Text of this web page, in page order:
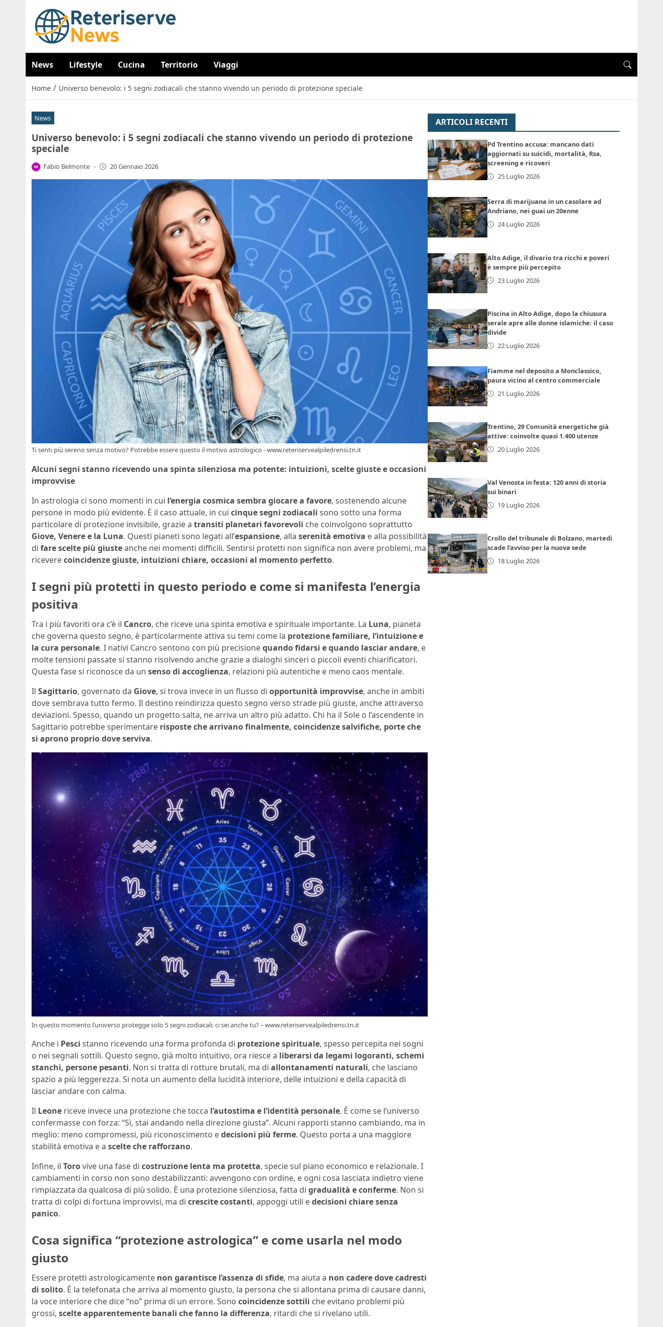
News Lifestyle Cucina Territorio Viaggi
Home / Universo benevolo: i 5 segni zodiacali che stanno vivendo un periodo di protezione speciale
News
Universo benevolo: i 5 segni zodiacali che stanno vivendo un periodo di protezione
speciale
Fabio Belmonte - 20 Gennaio 2026
Ti senti più sereno senza motivo? Potrebbe essere questo il motivo astrologico - www.reteriservealpiledrensi.tn.it
Alcuni segni stanno ricevendo una spinta silenziosa ma potente: intuizioni, scelte giuste e occasioni
improvvise
In astrologia ci sono momenti in cui l’energia cosmica sembra giocare a favore, sostenendo alcune
persone in modo più evidente. È il caso attuale, in cui cinque segni zodiacali sono sotto una forma
particolare di protezione invisibile, grazie a transiti planetari favorevoli che coinvolgono soprattutto
Giove, Venere e la Luna. Questi pianeti sono legati all’espansione, alla serenità emotiva e alla possibilità
di fare scelte più giusteanche nei momenti difficili. Sentirsi protetti non significa non avere problemi, ma
riceverecoincidenze giuste, intuizioni chiare, occasioni al momento perfetto.
I segni più protetti in questo periodo e come si manifesta l’energia
positiva
Tra i più favoriti ora c’è il Cancro, che riceve una spinta emotiva e spirituale importante. La Luna, pianeta
che governa questo segno, è particolarmente attiva su temi come la protezione familiare, l’intuizione e
la cura personale. I nativi Cancro sentono con più precisionequando fidarsi e quando lasciar andare, e
molte tensioni passate si stanno risolvendo anche grazie a dialoghi sinceri o piccoli eventi chiarificatori.
Questa fase si riconosce da un senso di accoglienza, relazioni più autentiche e meno caos mentale.
Il Sagittario, governato da Giove, si trova invece in un flusso di opportunità improvvise, anche in ambiti
dove sembrava tutto fermo. Il destino reindirizza questo segno verso strade più giuste, anche attraverso
deviazioni. Spesso, quando un progetto salta, ne arriva un altro più adatto. Chi ha il Sole o l’ascendente in
Sagittario potrebbe sperimentare risposte che arrivano finalmente, coincidenze salvifiche, porte che
si aprono proprio dove serviva.
In questo momento l’universo protegge solo 5 segni zodiacali: ci sei anche tu? – www.reteriservealpiledrensi.tn.it
Anche i Pesci stanno ricevendo una forma profonda di protezione spirituale, spesso percepita nei sogni
o nei segnali sottili. Questo segno, già molto intuitivo, ora riesce a liberarsi da legami logoranti, schemi
stanchi, persone pesanti. Non si tratta di rotture brutali, ma di allontanamenti naturali, che lasciano
spazio a più leggerezza. Si nota un aumento della lucidità interiore, delle intuizioni e della capacità di
lasciar andare con calma.
Il Leone riceve invece una protezione che tocca l’autostima e l’identità personale. È come se l’universo
confermasse con forza: “Sì, stai andando nella direzione giusta”. Alcuni rapporti stanno cambiando, ma in
meglio: meno compromessi, più riconoscimento edecisioni più ferme. Questo porta a una maggiore
stabilità emotiva e a scelte che rafforzano.
Infine, il Torovive una fase di costruzione lenta ma protetta, specie sul piano economico e relazionale. I
cambiamenti in corso non sono destabilizzanti: avvengono con ordine, e ogni cosa lasciata indietro viene
rimpiazzata da qualcosa di più solido. È una protezione silenziosa, fatta di gradualità e conferme. Non si
tratta di colpi di fortuna improvvisi, ma di crescite costanti, appoggi utili edecisioni chiare senza
panico.
Cosa significa “protezione astrologica” e come usarla nel modo
giusto
Essere protetti astrologicamente non garantisce l’assenza di sfide, ma aiuta a non cadere dove cadresti
di solito. È la telefonata che arriva al momento giusto, la persona che si allontana prima di causare danni,
la voce interiore che dice “no” prima di un errore. Sono coincidenze sottili che evitano problemi più
grossi, scelte apparentemente banali che fanno la differenza, ritardi che si rivelano utili.
ARTICOLI RECENTI
Pd Trentino accusa: mancano dati
aggiornati su suicidi, mortalità, Rsa,
screening e ricoveri
25 Luglio 2026
Serra di marijuana in un casolare ad
Andriano, nei guai un 20enne
24 Luglio 2026
Alto Adige, il divario tra ricchi e poveri
è sempre più percepito
23 Luglio 2026
Piscina in Alto Adige, dopo la chiusura
serale apre alle donne islamiche: il caso
divide
22 Luglio 2026
Fiamme nel deposito a Monclassico,
paura vicino al centro commerciale
21 Luglio 2026
Trentino, 29 Comunità energetiche già
attive: coinvolte quasi 1.400 utenze
20 Luglio 2026
Val Venosta in festa: 120 anni di storia
sui binari
19 Luglio 2026
Crollo del tribunale di Bolzano, martedì
scade l’avviso per la nuova sede
18 Luglio 2026